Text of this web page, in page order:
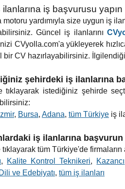
iş başvurusu yapın
motoru yardımıyla size uygun iş
Güncel iş ilanlarını
CVyolla.com'a yükleyerek
bir CV hazırlayabilirsiniz.
şehirdeki iş ilanlarına
tıklayarak istediğiniz şehirde
İzmir, Bursa, Adana, tüm Türkiye iş
iş ilanlarına başvurun
tüm Türkiye'de
, Kalite Kontrol Teknikeri, Kazancı
ve Edebiyatı, tüm iş ilanları